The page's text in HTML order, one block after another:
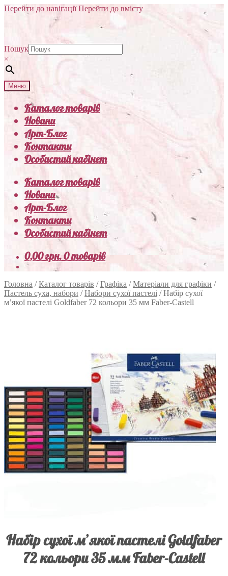
Перейти до навігації Перейти до вмісту
Пошук
×
Меню
Каталог товарів
Новини
Арт-Блог
Контакти
Особистий кабінет
Каталог товарів
Новини
Арт-Блог
Контакти
Особистий кабінет
0,00грн.0 товарів
Головна /Каталог товарів /Графіка /Матеріали для графіки /
Пастель суха, набори /Набори сухої пастелі /Набір сухої
м’якої пастелі Goldfaber 72 кольори 35 мм Faber-Castell
Набір сухої м’якої пастелі Goldfaber
72 кольори 35 мм Faber-Castell